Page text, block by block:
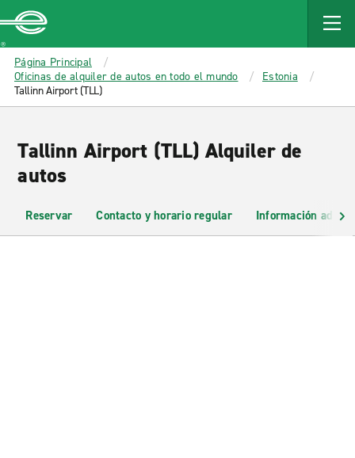
MAIN
CONTENT
Enterprise
Página Principal
Oficinas de alquiler de autos en todo el mundo
Estonia
Tallinn Airport (TLL)
Tallinn Airport (TLL) Alquiler de
autos
Reservar Contacto y horario regular Información